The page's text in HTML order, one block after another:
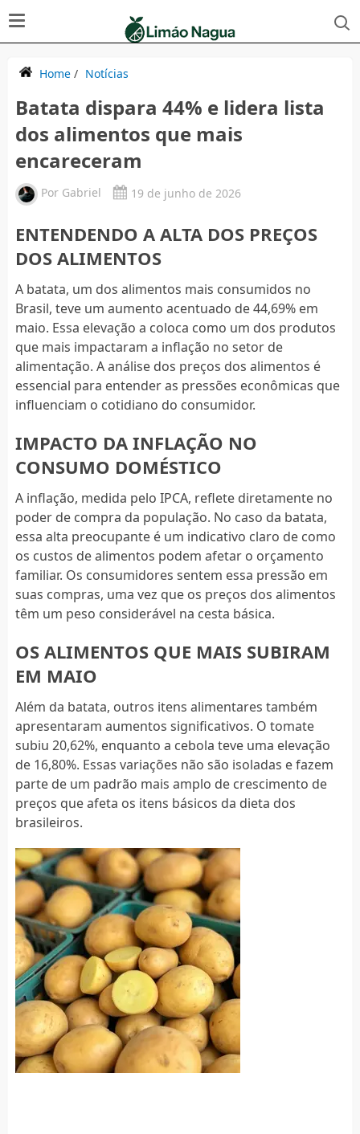
Home/ Notícias
Batata dispara 44% e lidera lista
dos alimentos que mais
encareceram
Por Gabriel 19 de junho de 2026
ENTENDENDO A ALTA DOS PREÇOS
DOS ALIMENTOS
A batata, um dos alimentos mais consumidos no
Brasil, teve um aumento acentuado de 44,69% em
maio. Essa elevação a coloca como um dos produtos
que mais impactaram a inflação no setor de
alimentação. A análise dos preços dos alimentos é
essencial para entender as pressões econômicas que
influenciam o cotidiano do consumidor.
IMPACTO DA INFLAÇÃO NO
CONSUMO DOMÉSTICO
A inflação, medida pelo IPCA, reflete diretamente no
poder de compra da população. No caso da batata,
essa alta preocupante é um indicativo claro de como
os custos de alimentos podem afetar o orçamento
familiar. Os consumidores sentem essa pressão em
suas compras, uma vez que os preços dos alimentos
têm um peso considerável na cesta básica.
OS ALIMENTOS QUE MAIS SUBIRAM
EM MAIO
Além da batata, outros itens alimentares também
apresentaram aumentos significativos. O tomate
subiu 20,62%, enquanto a cebola teve uma elevação
de 16,80%. Essas variações não são isoladas e fazem
parte de um padrão mais amplo de crescimento de
preços que afeta os itens básicos da dieta dos
brasileiros.